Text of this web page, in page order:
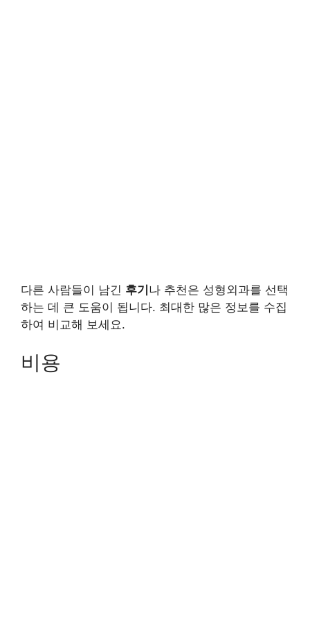
다른 사람들이 남긴 후기나 추천은 성형외과를 선택
하는 데 큰 도움이 됩니다. 최대한 많은 정보를 수집
하여 비교해 보세요.
비용